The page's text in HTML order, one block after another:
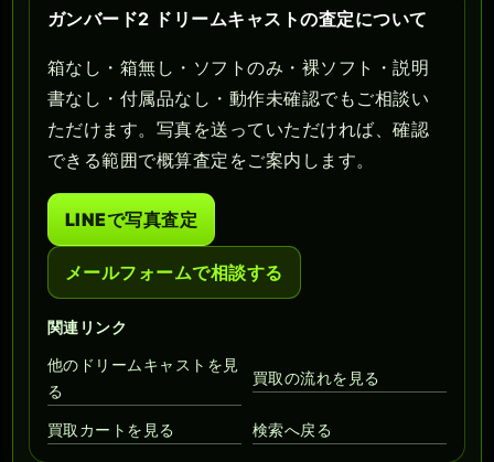
ガンバード2 ドリームキャストの査定について
箱なし・箱無し・ソフトのみ・裸ソフト・説明
書なし・付属品なし・動作未確認でもご相談い
ただけます。写真を送っていただければ、確認
できる範囲で概算査定をご案内します。
LINEで写真査定
メールフォームで相談する
関連リンク
他のドリームキャストを見
る
買取の流れを見る
買取カートを見る 検索へ戻る